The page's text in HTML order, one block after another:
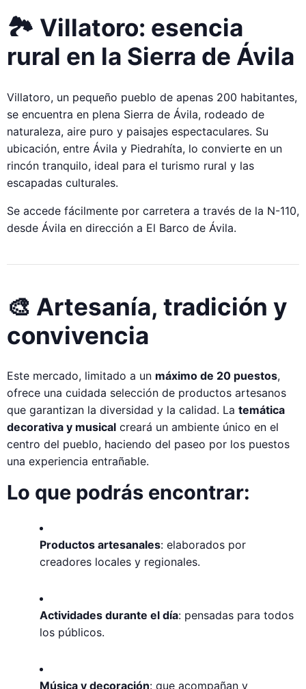
🏞️ Villatoro: esencia
rural en la Sierra de Ávila
Villatoro, un pequeño pueblo de apenas 200 habitantes,
se encuentra en plena Sierra de Ávila, rodeado de
naturaleza, aire puro y paisajes espectaculares. Su
ubicación, entre Ávila y Piedrahíta, lo convierte en un
rincón tranquilo, ideal para el turismo rural y las
escapadas culturales.
Se accede fácilmente por carretera a través de la N-110,
desde Ávila en dirección a El Barco de Ávila.
🎨 Artesanía, tradición y
convivencia
Este mercado, limitado a un máximo de 20 puestos,
ofrece una cuidada selección de productos artesanos
que garantizan la diversidad y la calidad. La temática
decorativa y musical creará un ambiente único en el
centro del pueblo, haciendo del paseo por los puestos
una experiencia entrañable.
Lo que podrás encontrar:
Productos artesanales: elaborados por
creadores locales y regionales.
Actividades durante el día: pensadas para todos
los públicos.
Música y decoración: que acompañan y